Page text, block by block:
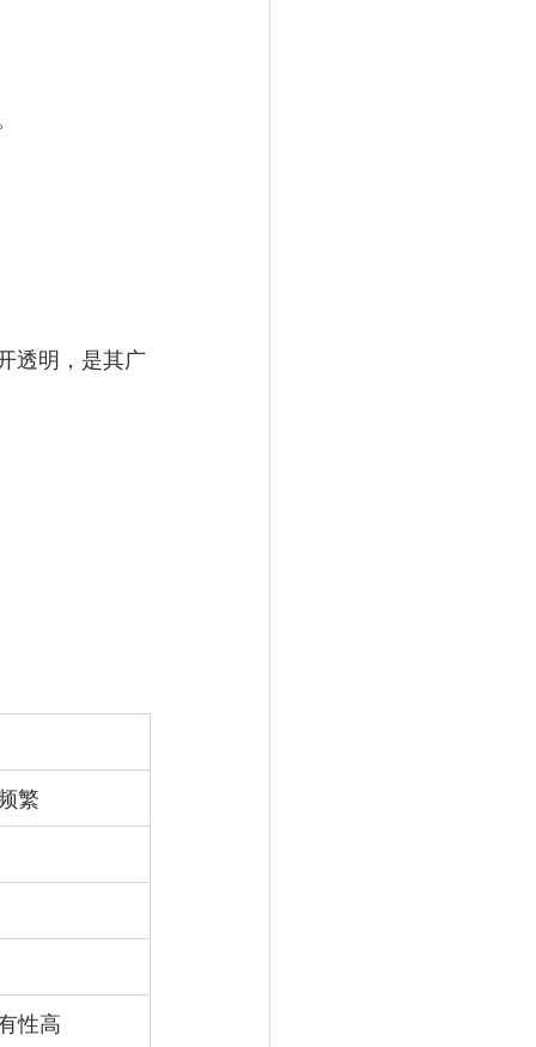
透明，是其广
繁
性高